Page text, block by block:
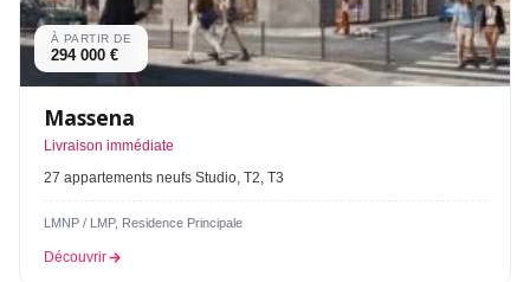
À PARTIR DE
294 000 €
Massena
Livraison immédiate
27 appartements neufs Studio, T2, T3
LMNP / LMP, Residence Principale
Découvrir